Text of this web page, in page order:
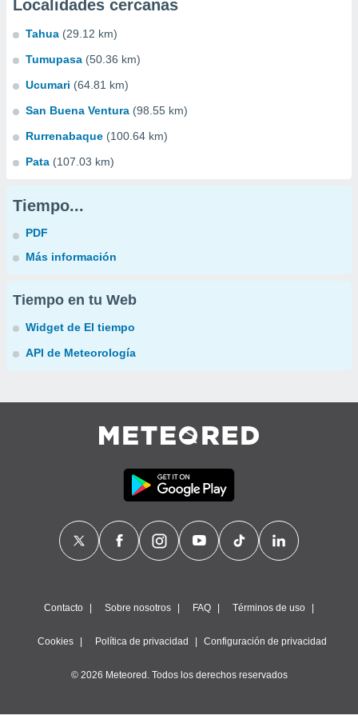
Localidades cercanas
Tahua (29.12 km)
Tumupasa (50.36 km)
Ucumari (64.81 km)
San Buena Ventura (98.55 km)
Rurrenabaque (100.64 km)
Pata (107.03 km)
Tiempo...
PDF
Más información
Tiempo en tu Web
Widget de El tiempo
API de Meteorología
Contacto Sobre nosotros FAQ Términos de uso
Cookies Política de privacidad Configuración de privacidad
© 2026 Meteored. Todos los derechos reservados